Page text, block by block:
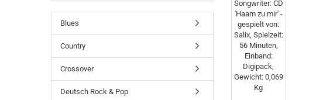
Blues
Country
Crossover
Deutsch Rock & Pop